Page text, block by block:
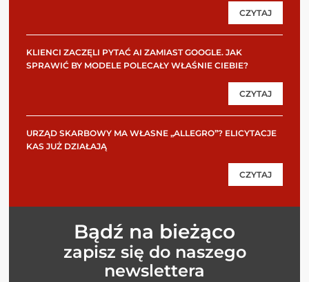
CZYTAJ
KLIENCI ZACZĘLI PYTAĆ AI ZAMIAST GOOGLE. JAK
SPRAWIĆ BY MODELE POLECAŁY WŁAŚNIE CIEBIE?
CZYTAJ
URZĄD SKARBOWY MA WŁASNE „ALLEGRO”? ELICYTACJE
KAS JUŻ DZIAŁAJĄ
CZYTAJ
Bądź na bieżąco
zapisz się do naszego
newslettera